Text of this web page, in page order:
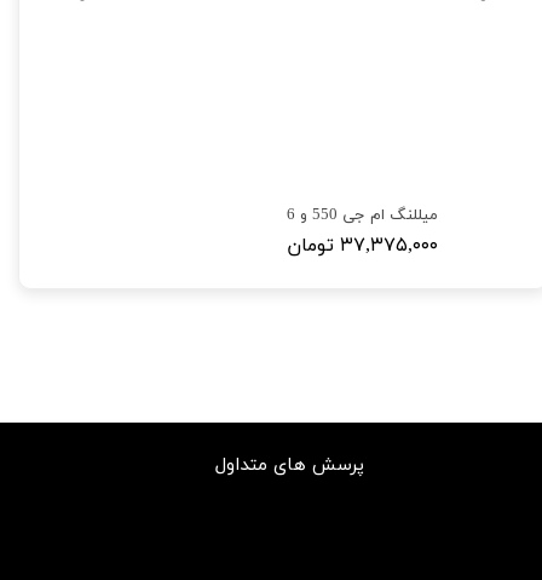
میللنگ ام جی 550 و 6
۳۷,۳۷۵,۰۰۰ تومان
پرسش های متداول